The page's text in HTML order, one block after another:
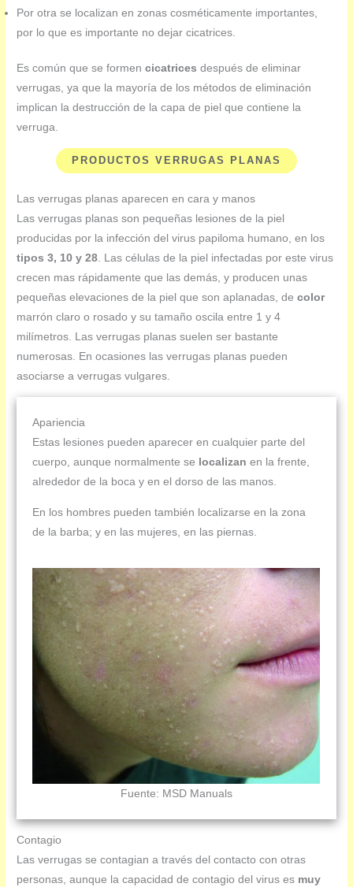
Por otra se localizan en zonas cosméticamente importantes,
por lo que es importante no dejar cicatrices.
Es común que se formencicatrices después de eliminar
verrugas, ya que la mayoría de los métodos de eliminación
implican la destrucción de la capa de piel que contiene la
verruga.
PRODUCTOS VERRUGAS PLANAS
Las verrugas planas aparecen en cara y manos
Las verrugas planas son pequeñas lesiones de la piel
producidas por la infección del virus papiloma humano, en los
tipos 3, 10 y 28. Las células de la piel infectadas por este virus
crecen mas rápidamente que las demás, y producen unas
pequeñas elevaciones de la piel que son aplanadas, de color
marrón claro o rosado y su tamaño oscila entre 1 y 4
milímetros. Las verrugas planas suelen ser bastante
numerosas. En ocasiones las verrugas planas pueden
asociarse a verrugas vulgares.
Apariencia
Estas lesiones pueden aparecer en cualquier parte del
cuerpo, aunque normalmente se localizan en la frente,
alrededor de la boca y en el dorso de las manos.
En los hombres pueden también localizarse en la zona
de la barba; y en las mujeres, en las piernas.
Fuente: MSD Manuals
Contagio
Las verrugas se contagian a través del contacto con otras
personas, aunque la capacidad de contagio del virus es muy